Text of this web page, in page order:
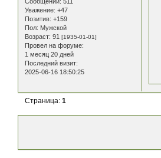
Уважение: +47
Позитив: +159
Пол: Мужской
Возраст: 91 [1935-01-01]
Провел на форуме:
1 месяц 20 дней
Последний визит:
2025-06-16 18:50:25
Страница:1